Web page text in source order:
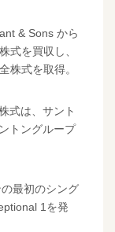
& Sons から
式を買収し、
株式を取得。
式は、サント
トングループ
最初のシング
1を発